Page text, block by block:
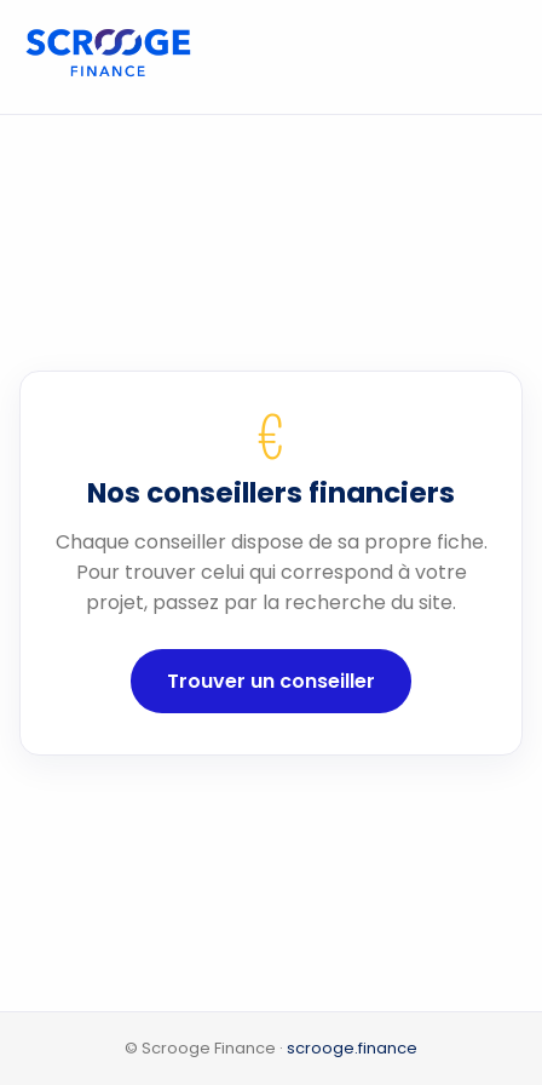
€
Nos conseillers financiers
Chaque conseiller dispose de sa propre fiche.
Pour trouver celui qui correspond à votre
projet, passez par la recherche du site.
Trouver un conseiller
© Scrooge Finance · scrooge.finance